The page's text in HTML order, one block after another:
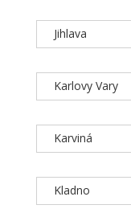
Jihlava
Karlovy Vary
Karviná
Kladno